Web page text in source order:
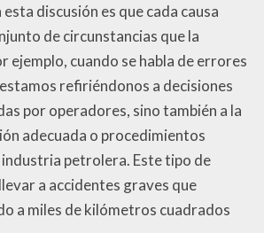
discusión es que cada causa
de circunstancias que la
ejemplo, cuando se habla de errores
refiriéndonos a decisiones
por operadores, sino también a la
adecuada o procedimientos
industria petrolera. Este tipo de
a accidentes graves que
a miles de kilómetros cuadrados